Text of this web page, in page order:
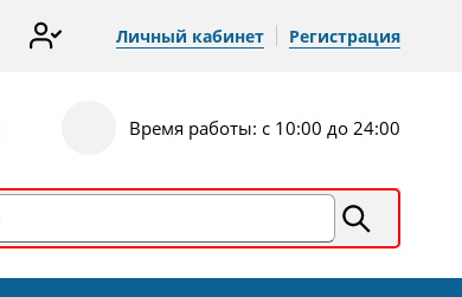
Личный кабинет Регистрация
Время работы: с 10:00 до 24:00